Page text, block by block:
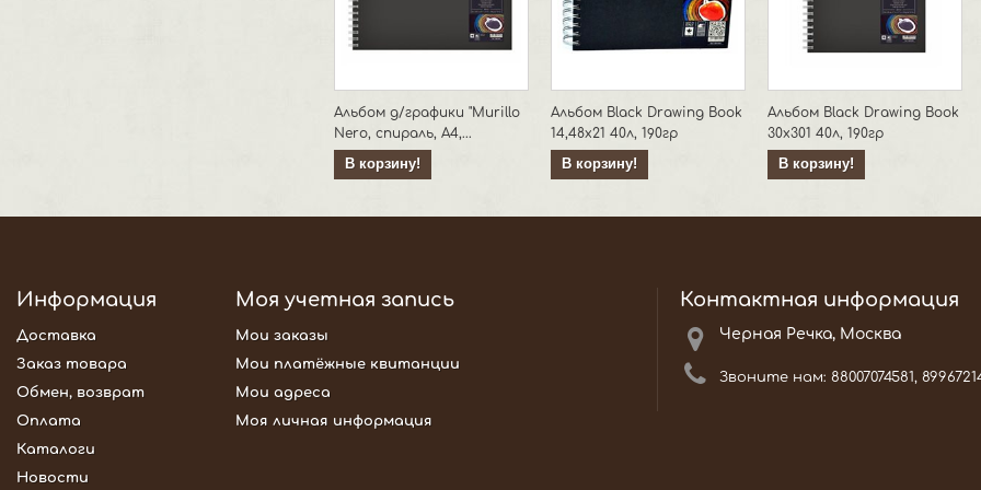
Альбом д/графики "Murillo
Nero, спираль, A4,...
В корзину!
Альбом Black Drawing Book
14,48х21 40л, 190гр
В корзину!
Альбом Black Drawing Book
30х301 40л, 190гр
В корзину!
Информация
Доставка
Заказ товара
Обмен, возврат
Оплата
Каталоги
Новости
Моя учетная запись
Мои заказы
Мои платёжные квитанции
Мои адреса
Моя личная информация
Контактная информация
Черная Речка, Москва
Звоните нам: 88007074581,